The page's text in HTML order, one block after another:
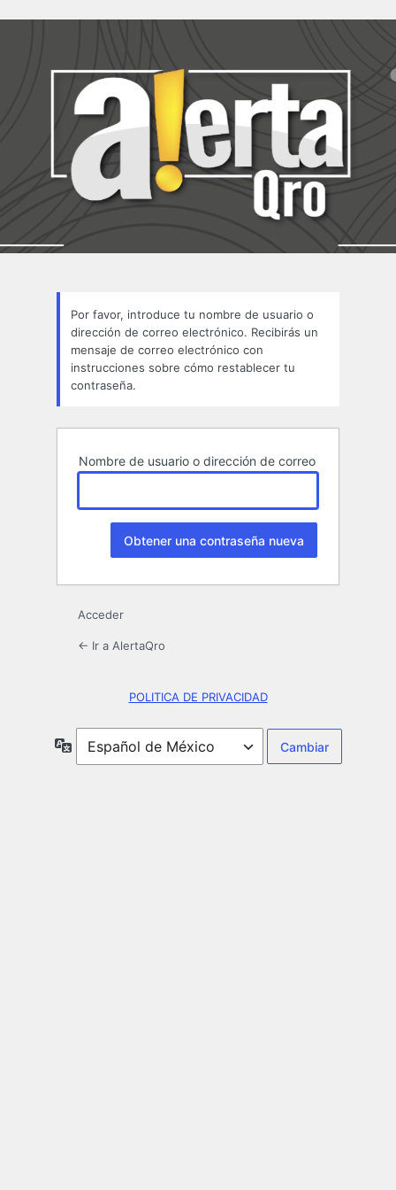
Contraseña
Por favor, introduce tu nombre de usuario o
dirección de correo electrónico. Recibirás un
mensaje de correo electrónico con
instrucciones sobre cómo restablecer tu
contraseña.
Nombre de usuario o dirección de correo
Acceder
← Ir a AlertaQro
POLITICA DE PRIVACIDAD
Idioma